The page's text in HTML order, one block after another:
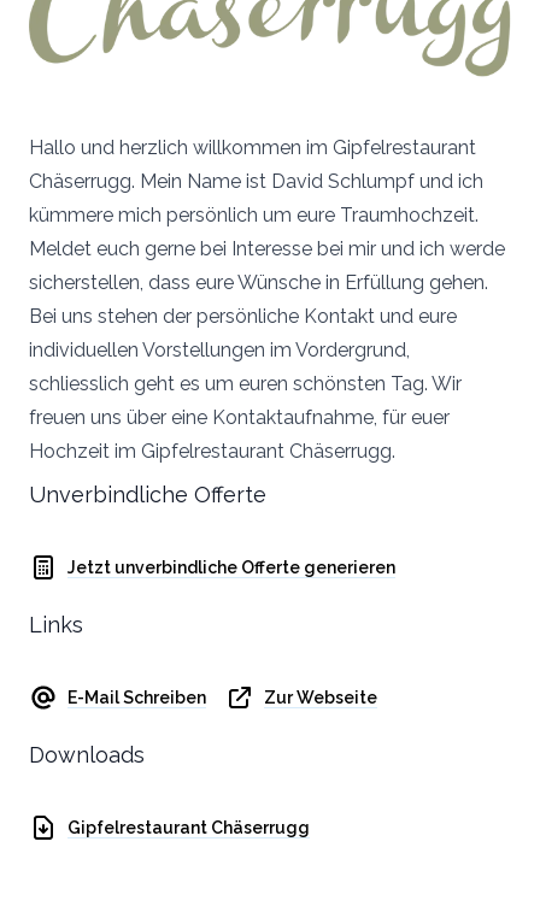
Hallo und herzlich willkommen im Gipfelrestaurant
Chäserrugg. Mein Name ist David Schlumpf und ich
kümmere mich persönlich um eure Traumhochzeit.
Meldet euch gerne bei Interesse bei mir und ich werde
sicherstellen, dass eure Wünsche in Erfüllung gehen.
Bei uns stehen der persönliche Kontakt und eure
individuellen Vorstellungen im Vordergrund,
schliesslich geht es um euren schönsten Tag. Wir
freuen uns über eine Kontaktaufnahme, für euer
Hochzeit im Gipfelrestaurant Chäserrugg.
Unverbindliche Offerte
Jetzt unverbindliche Offerte generieren
Links
E-Mail Schreiben Zur Webseite
Downloads
Gipfelrestaurant Chäserrugg